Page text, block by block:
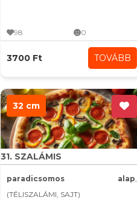
98 0
3700 Ft TOVÁBB
32 cm
31. SZALÁMIS
paradicsomos alap,
(TÉLISZALÁMI, SAJT)